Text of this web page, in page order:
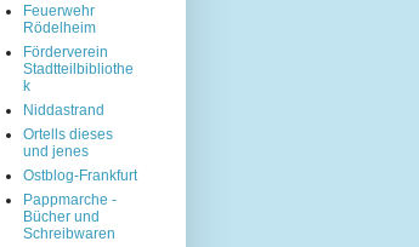
Feuerwehr
Rödelheim
Förderverein
Stadtteilbibliothe
k
Niddastrand
Ortells dieses
und jenes
Ostblog-Frankfurt
Pappmarche -
Bücher und
Schreibwaren